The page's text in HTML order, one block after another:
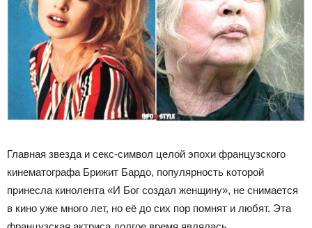
Главная звезда и секс-символ целой эпохи французского
кинематографа Брижит Бардо, популярность которой
принесла кинолента «И Бог создал женщину», не снимается
в кино уже много лет, но её до сих пор помнят и любят. Эта